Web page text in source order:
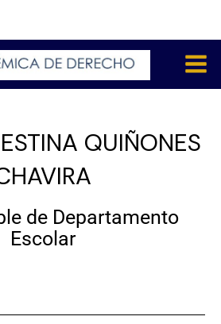
QUIÑONES
de Departamento
Escolar